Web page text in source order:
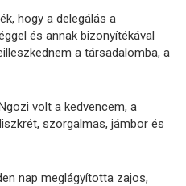
hogy a delegálás a
és annak bizonyítékával
a társadalomba, a
volt a kedvencem, a
szorgalmas, jámbor és
nap meglágyította zajos,